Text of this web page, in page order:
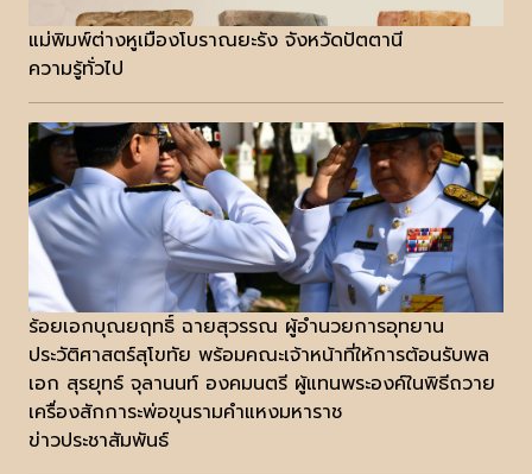
แม่พิมพ์ต่างหูเมืองโบราณยะรัง จังหวัดปัตตานี
ความรู้ทั่วไป
ร้อยเอกบุณยฤทธิ์ ฉายสุวรรณ ผู้อำนวยการอุทยาน
ประวัติศาสตร์สุโขทัย พร้อมคณะเจ้าหน้าที่ให้การต้อนรับพล
เอก สุรยุทธ์ จุลานนท์ องคมนตรี ผู้แทนพระองค์ในพิธีถวาย
เครื่องสักการะพ่อขุนรามคำแหงมหาราช
ข่าวประชาสัมพันธ์